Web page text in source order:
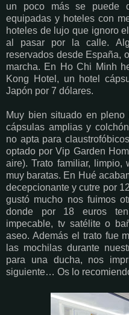
un poco más se puede
equipadas y hoteles con
hoteles de lujo que ignoro
al pasar por la calle.
reservados desde España,
marcha. En Ho Chi Minh
Kong Hotel, un hotel
Japón por 7 dólares.
Muy bien situado en
cápsulas amplias y
no apta para
optado por Vip Garden
aire). Trato familiar,
muy baratas. En Hué
decepcionante y cutre por
gustó mucho nos fuimos
donde por 18 euros
impecable, tv satélite o
aseo. Además el trato fue
las mochilas durante
para una ducha, nos
siguiente… Os lo